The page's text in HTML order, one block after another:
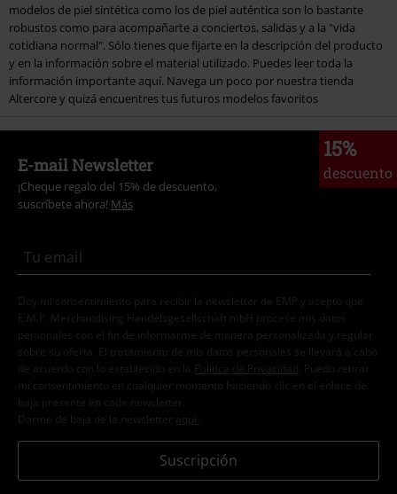
modelos de piel sintética como los de piel auténtica son lo bastante
robustos como para acompañarte a conciertos, salidas y a la "vida
cotidiana normal". Sólo tienes que fijarte en la descripción del producto
y en la información sobre el material utilizado. Puedes leer toda la
información importante aquí. Navega un poco por nuestra tienda
Altercore y quizá encuentres tus futuros modelos favoritos
15%
descuento
E-mail Newsletter
¡Cheque regalo del 15% de descuento,
suscríbete ahora! Más
Doy mi consentimiento para recibir la newsletter de EMP y acepto que
E.M.P. Merchandising Handelsgesellschaft mbH procese mis datos
personales con el fin de informarme de manera personalizada y regular
sobre su oferta. El tratamiento de mis datos personales se llevará a cabo
de acuerdo con lo establecido en la
Política de Privacidad . Puedo retirar
mi consentimiento en cualquier momento haciendo clic en el enlace de
baja presente en cada newsletter.
Darme de baja de la newsletter
aquí
Suscripción